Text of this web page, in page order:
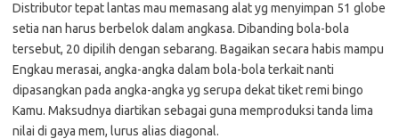
Distributor tepat lantas mau memasang alat yg menyimpan 51 globe
setia nan harus berbelok dalam angkasa. Dibanding bola-bola
tersebut, 20 dipilih dengan sebarang. Bagaikan secara habis mampu
Engkau merasai, angka-angka dalam bola-bola terkait nanti
dipasangkan pada angka-angka yg serupa dekat tiket remi bingo
Kamu. Maksudnya diartikan sebagai guna memproduksi tanda lima
nilai di gaya mem, lurus alias diagonal.